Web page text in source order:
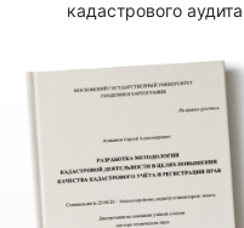
кадастрового